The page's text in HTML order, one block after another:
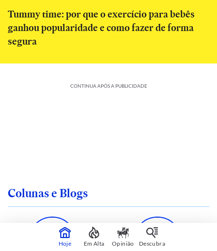
Tummy time: por que o exercício para bebês
ganhou popularidade e como fazer de forma
segura
CONTINUA APÓS A PUBLICIDADE
Colunas e Blogs
Hoje Em Alta Opinião Descubra